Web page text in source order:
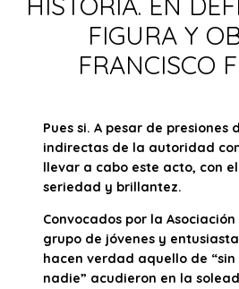
FIGURA Y
FRANCISCO
Pues si. A pesar de presiones
indirectas de la autoridad
llevar a cabo este acto, con
seriedad y brillantez.
Convocados por la
grupo de jóvenes y
hacen verdad aquello de
nadie” acudieron en la